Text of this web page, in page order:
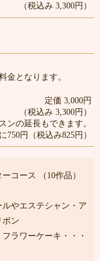
（税込み 3,300円）
金となります。
定価 3,000円
（税込み 3,300円）
ンの延長もできます。
750円（税込み825円）
コース （10作品）
やエステシャン・ア
ボン
ラワーケーキ・・・